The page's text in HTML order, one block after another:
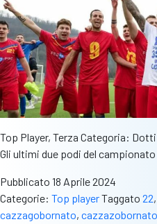
Top Player, Terza Categoria:
Gli ultimi due podi del
Pubblicato 18 Aprile 2024
Categorie: Top playerTaggato 22,
cazzagobornato, cazzazobornato